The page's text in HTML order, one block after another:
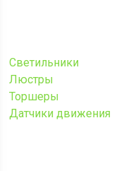
Светильники
Люстры
Торшеры
Датчики движения